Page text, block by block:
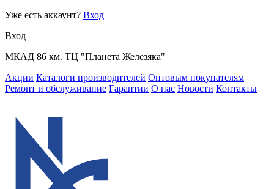
Уже есть аккаунт? Вход
Вход
МКАД 86 км. ТЦ "Планета Железяка"
Акции Каталоги производителей Оптовым покупателям
Ремонт и обслуживание Гарантии О нас Новости Контакты